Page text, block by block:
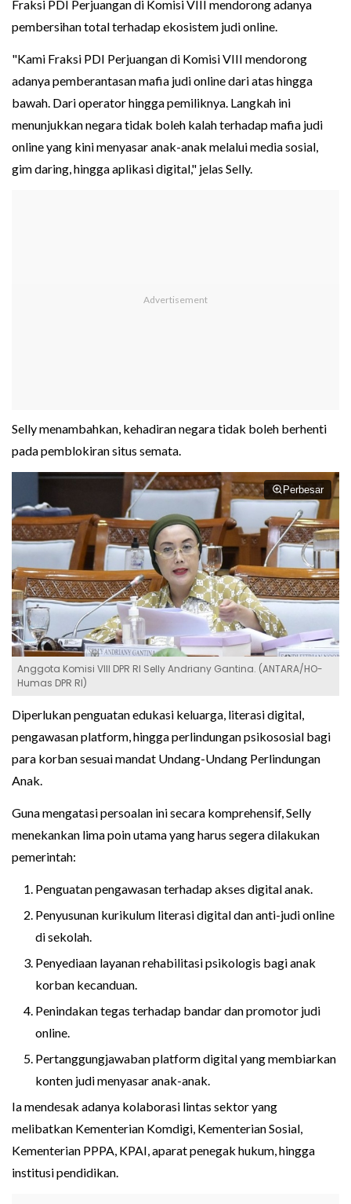
Fraksi PDI Perjuangan di Komisi VIII mendorong adanya
pembersihan total terhadap ekosistem judi online.
"Kami Fraksi PDI Perjuangan di Komisi VIII mendorong
adanya pemberantasan mafia judi online dari atas hingga
bawah. Dari operator hingga pemiliknya. Langkah ini
menunjukkan negara tidak boleh kalah terhadap mafia judi
online yang kini menyasar anak-anak melalui media sosial,
gim daring, hingga aplikasi digital," jelas Selly.
Selly menambahkan, kehadiran negara tidak boleh berhenti
pada pemblokiran situs semata.
Perbesar
Anggota Komisi VIII DPR RI Selly Andriany Gantina. (ANTARA/HO-
Humas DPR RI)
Diperlukan penguatan edukasi keluarga, literasi digital,
pengawasan platform, hingga perlindungan psikososial bagi
para korban sesuai mandat Undang-Undang Perlindungan
Anak.
Guna mengatasi persoalan ini secara komprehensif, Selly
menekankan lima poin utama yang harus segera dilakukan
pemerintah:
Penguatan pengawasan terhadap akses digital anak.
Penyusunan kurikulum literasi digital dan anti-judi online
di sekolah.
Penyediaan layanan rehabilitasi psikologis bagi anak
korban kecanduan.
Penindakan tegas terhadap bandar dan promotor judi
online.
Pertanggungjawaban platform digital yang membiarkan
konten judi menyasar anak-anak.
Ia mendesak adanya kolaborasi lintas sektor yang
melibatkan Kementerian Komdigi, Kementerian Sosial,
Kementerian PPPA, KPAI, aparat penegak hukum, hingga
institusi pendidikan.